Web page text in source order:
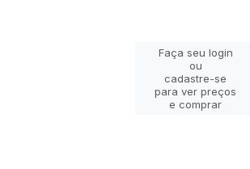
Faça seu login
ou
cadastre-se
para ver preços
e comprar